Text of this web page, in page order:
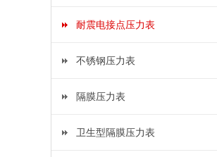
耐震电接点压力表
不锈钢压力表
隔膜压力表
卫生型隔膜压力表